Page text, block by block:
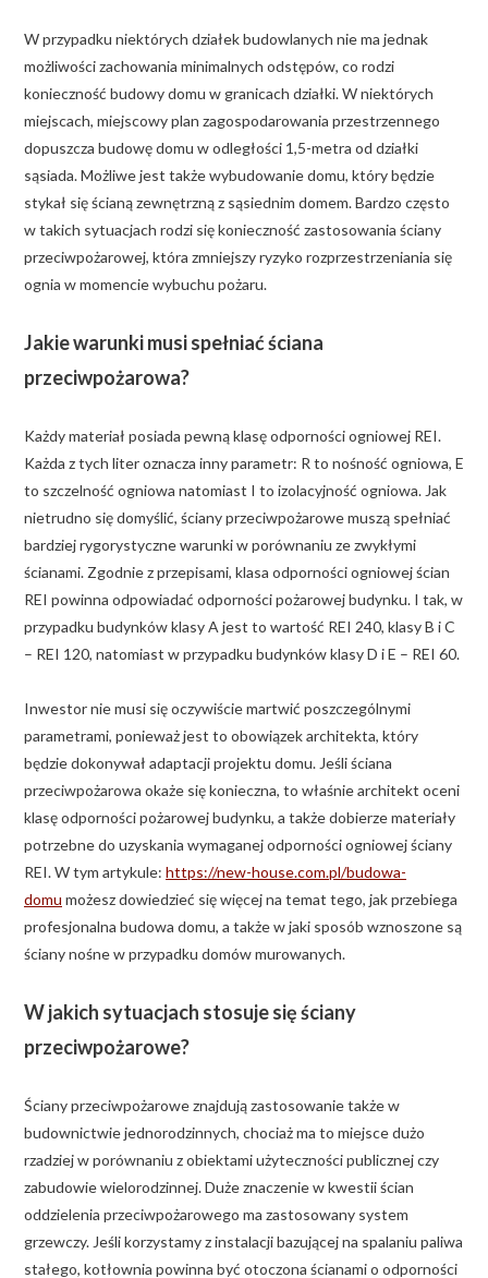
W przypadku niektórych działek budowlanych nie ma jednak
możliwości zachowania minimalnych odstępów, co rodzi
konieczność budowy domu w granicach działki. W niektórych
miejscach, miejscowy plan zagospodarowania przestrzennego
dopuszcza budowę domu w odległości 1,5-metra od działki
sąsiada. Możliwe jest także wybudowanie domu, który będzie
stykał się ścianą zewnętrzną z sąsiednim domem. Bardzo często
w takich sytuacjach rodzi się konieczność zastosowania ściany
przeciwpożarowej, która zmniejszy ryzyko rozprzestrzeniania się
ognia w momencie wybuchu pożaru.
Jakie warunki musi spełniać ściana
przeciwpożarowa?
Każdy materiał posiada pewną klasę odporności ogniowej REI.
Każda z tych liter oznacza inny parametr: R to nośność ogniowa, E
to szczelność ogniowa natomiast I to izolacyjność ogniowa. Jak
nietrudno się domyślić, ściany przeciwpożarowe muszą spełniać
bardziej rygorystyczne warunki w porównaniu ze zwykłymi
ścianami. Zgodnie z przepisami, klasa odporności ogniowej ścian
REI powinna odpowiadać odporności pożarowej budynku. I tak, w
przypadku budynków klasy A jest to wartość REI 240, klasy B i C
– REI 120, natomiast w przypadku budynków klasy D i E – REI 60.
Inwestor nie musi się oczywiście martwić poszczególnymi
parametrami, ponieważ jest to obowiązek architekta, który
będzie dokonywał adaptacji projektu domu. Jeśli ściana
przeciwpożarowa okaże się konieczna, to właśnie architekt oceni
klasę odporności pożarowej budynku, a także dobierze materiały
potrzebne do uzyskania wymaganej odporności ogniowej ściany
REI. W tym artykule: https://new-house.com.pl/budowa-
domu możesz dowiedzieć się więcej na temat tego, jak przebiega
profesjonalna budowa domu, a także w jaki sposób wznoszone są
ściany nośne w przypadku domów murowanych.
W jakich sytuacjach stosuje się ściany
przeciwpożarowe?
Ściany przeciwpożarowe znajdują zastosowanie także w
budownictwie jednorodzinnych, chociaż ma to miejsce dużo
rzadziej w porównaniu z obiektami użyteczności publicznej czy
zabudowie wielorodzinnej. Duże znaczenie w kwestii ścian
oddzielenia przeciwpożarowego ma zastosowany system
grzewczy. Jeśli korzystamy z instalacji bazującej na spalaniu paliwa
stałego, kotłownia powinna być otoczona ścianami o odporności